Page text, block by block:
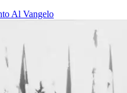
Al Vangelo